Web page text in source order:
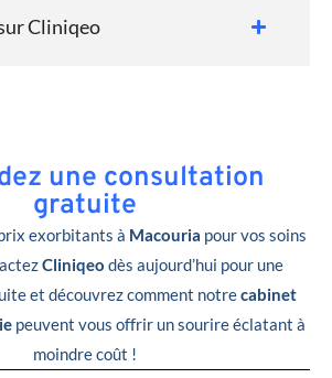
Cliniqeo
une consultation
gratuite
exorbitants à Macouria pour vos soins
Cliniqeo dès aujourd’hui pour une
et découvrez comment notrecabinet
peuvent vous offrir un sourire éclatant à
moindre coût !